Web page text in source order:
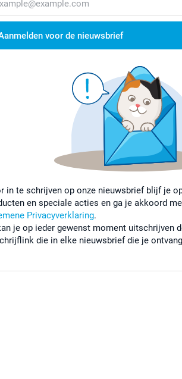
voor de nieuwsbrief
in te schrijven op onze nieuwsbrief blijf je
en speciale acties en ga je akkoord
Privacyverklaring.
je op ieder gewenst moment uitschrijven
die in elke nieuwsbrief die je